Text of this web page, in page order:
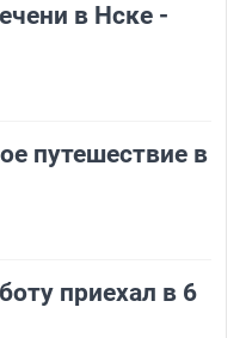
в Нске -
путешествие в
приехал в 6